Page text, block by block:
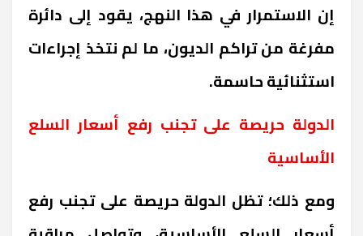
إن الاستمرار في هذا النهج، يقود إلى دائرة
مفرغة من تراكم الديون، ما لم نتخذ إجراءات
استثنائية حاسمة.
الدولة حريصة على تجنب رفع أسعار السلع
الأساسية
ومع ذلك؛ تظل الدولة حريصة على تجنب رفع